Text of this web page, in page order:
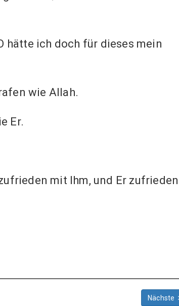
hätte ich doch für dieses mein
wie Allah.
Er.
mit Ihm, und Er zufrieden
Nächste